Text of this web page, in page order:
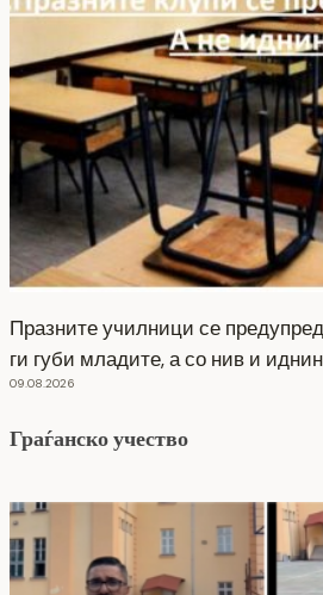
Празните училници се
ги губи младите, а со нив и
09.08.2026
Граѓанско учество